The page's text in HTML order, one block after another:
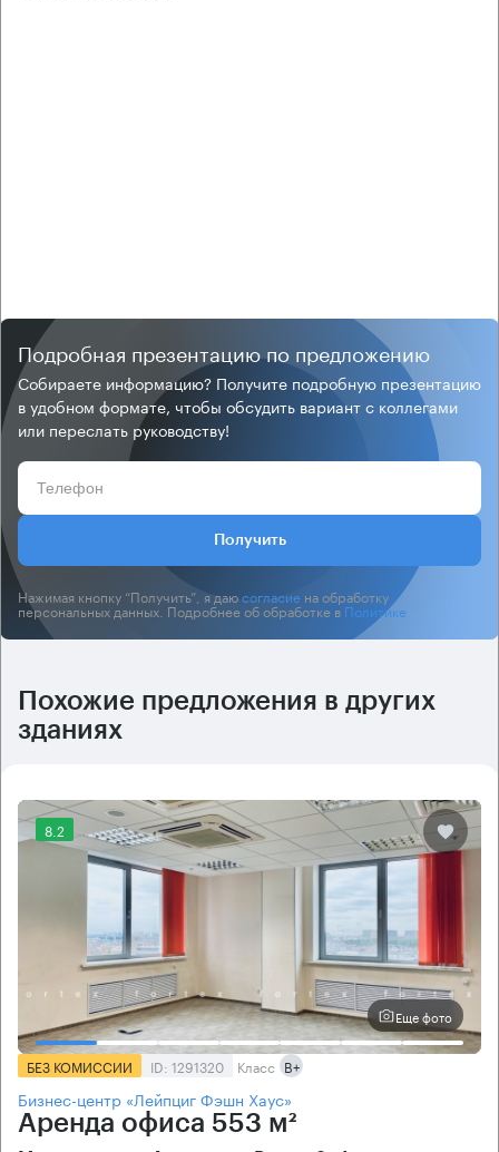
Подробная презентацию по предложению
Собираете информацию? Получите подробную презентацию
в удобном формате, чтобы обсудить вариант с коллегами
или переслать руководству!
Получить
Нажимая кнопку “Получить”, я даюсогласие на обработку
персональных данных. Подробнее об обработке вПолитике
Похожие предложения в других
зданиях
8.2
Еще фото
БЕЗ КОМИССИИ ID: 1291320 Класс B+
Бизнес-центр «Лейпциг Фэшн Хаус»
Аренда офиса 553 м²